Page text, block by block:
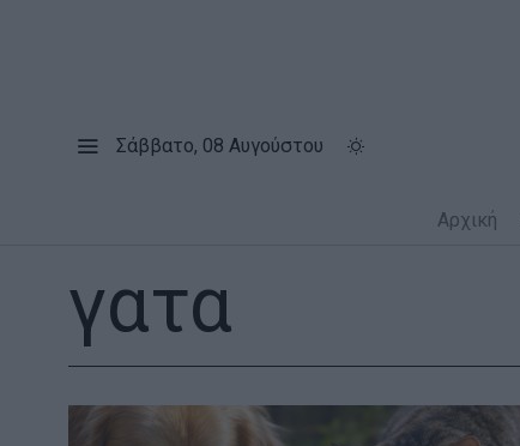
Σάββατο, 08 Αυγούστου
Αρχική
γατα